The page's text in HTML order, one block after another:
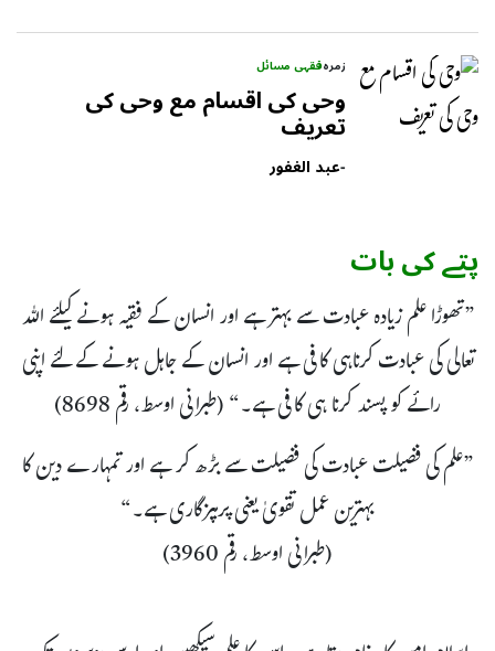
زمرہفقہی مسائل
وحی کی اقسام مع وحی کی
تعریف
-عبد الغفور
پتے کی بات
”تھوڑا علم زیادہ عبادت سے بہتر ہے اور انسان کے فقیہ ہونے کیلئے اللہ
تعالی کی عبادت کرناہی کافی ہے اور انسان کے جاہل ہونے کے لئے اپنی
رائے کو پسند کرنا ہی کافی ہے۔“ (طبرانی اوسط، رقم 8698)
”علم کی فضیلت عبادت کی فضیلت سے بڑھ کر ہے اور تمہارے دین کا
بہترین عمل تقویٰ یعنی پرہیزگاری ہے۔“
(طبرانی اوسط، رقم 3960)